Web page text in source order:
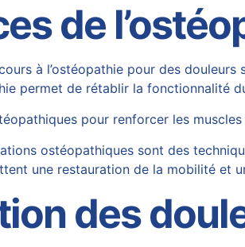
de
à l’ostéopathie pour des
permet de rétablir la fonctionnalité
pour renforcer les
ostéopathiques sont des
une restauration de la mobilité et
des